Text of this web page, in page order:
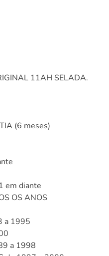
11AH SELADA.
(6 meses)
em diante
OS ANOS
a 1995
a 1998